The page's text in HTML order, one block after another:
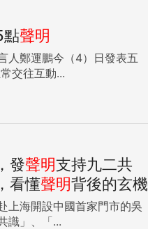
點聲明
人鄭運鵬今（4）日發表五
常交往互動...
發聲明支持九二共
看懂聲明背後的玄機
上海開設中國首家門市的吳
識」、「...